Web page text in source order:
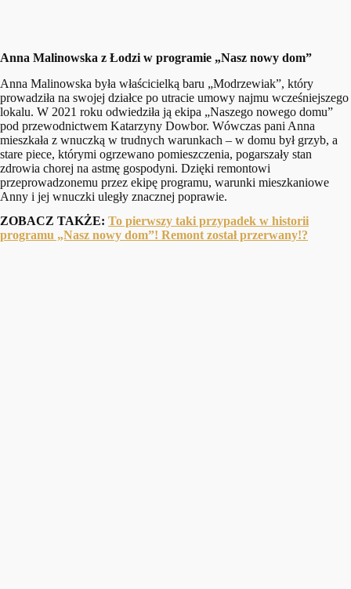
Anna Malinowska z Łodzi w programie „Nasz nowy dom”
Anna Malinowska była właścicielką baru „Modrzewiak”, który
prowadziła na swojej działce po utracie umowy najmu wcześniejszego
lokalu. W 2021 roku odwiedziła ją ekipa „Naszego nowego domu”
pod przewodnictwem Katarzyny Dowbor. Wówczas pani Anna
mieszkała z wnuczką w trudnych warunkach – w domu był grzyb, a
stare piece, którymi ogrzewano pomieszczenia, pogarszały stan
zdrowia chorej na astmę gospodyni. Dzięki remontowi
przeprowadzonemu przez ekipę programu, warunki mieszkaniowe
Anny i jej wnuczki uległy znacznej poprawie.
ZOBACZ TAKŻE: To pierwszy taki przypadek w historii
programu „Nasz nowy dom”! Remont został przerwany!?